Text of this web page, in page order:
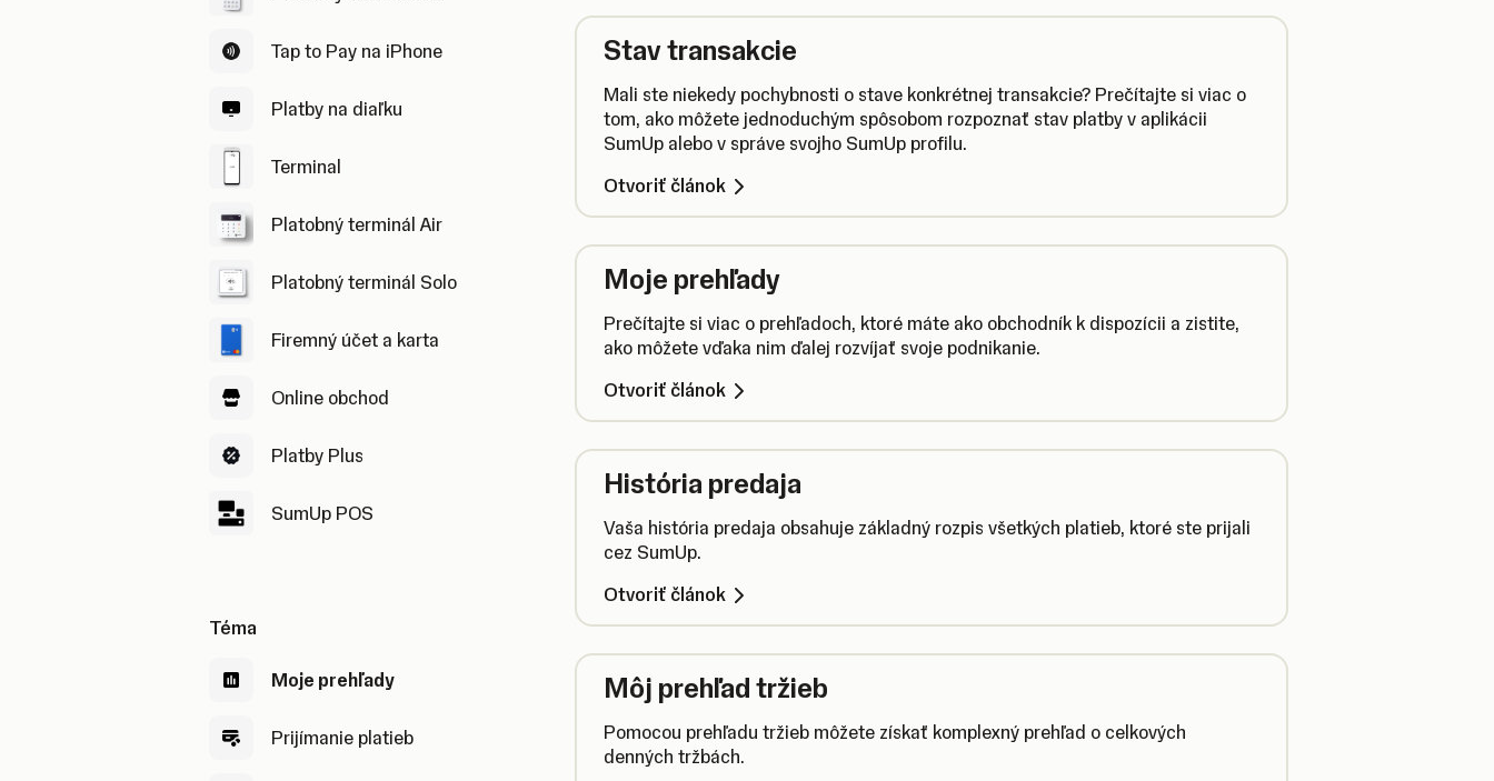
Tap to Pay na iPhone
Platby na diaľku
Terminal
Platobný terminál Air
Platobný terminál Solo
Firemný účet a karta
Online obchod
Platby Plus
SumUp POS
Téma
Moje prehľady
Prijímanie platieb
Stav transakcie
Mali ste niekedy pochybnosti o stave konkrétnej transakcie? Prečítajte si viac o
tom, ako môžete jednoduchým spôsobom rozpoznať stav platby v aplikácii
SumUp alebo v správe svojho SumUp profilu.
Otvoriť článok
Moje prehľady
Prečítajte si viac o prehľadoch, ktoré máte ako obchodník k dispozícii a zistite,
ako môžete vďaka nim ďalej rozvíjať svoje podnikanie.
Otvoriť článok
História predaja
Vaša história predaja obsahuje základný rozpis všetkých platieb, ktoré ste prijali
cez SumUp.
Otvoriť článok
Môj prehľad tržieb
Pomocou prehľadu tržieb môžete získať komplexný prehľad o celkových
denných tržbách.